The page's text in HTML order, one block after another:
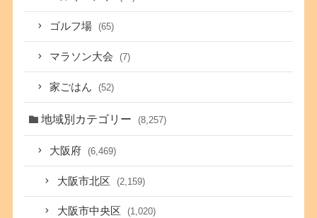
ゴルフ場 (65)
マラソン大会 (7)
家ごはん (52)
地域別カテゴリー (8,257)
大阪府 (6,469)
大阪市北区 (2,159)
大阪市中央区 (1,020)